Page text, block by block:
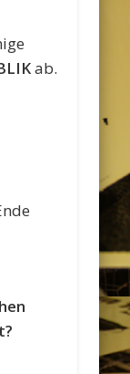
ab.